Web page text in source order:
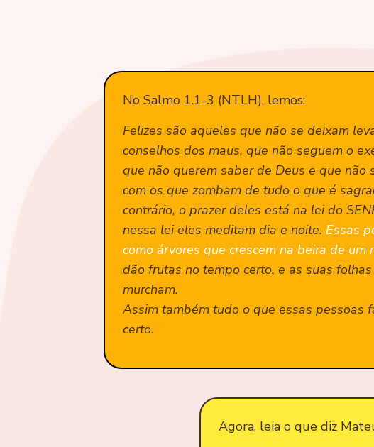
No Salmo 1.1-3 (NTLH), lemos:
Felizes são aqueles que não se deixam
conselhos dos maus, que não seguem o
que não querem saber de Deus e que não
com os que zombam de tudo o que é
contrário, o prazer deles está na lei do
nessa lei eles meditam dia e noite. Essas
como árvores que crescem na beira de um
dão frutas no tempo certo, e as suas
murcham.
Assim também tudo o que essas pessoas
certo.
Agora, leia o que diz